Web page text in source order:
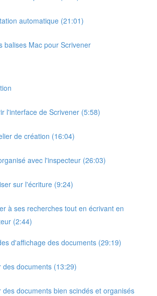
automatique (21:01)
balises Mac pour Scrivener
l'interface de Scrivener (5:58)
de création (16:04)
avec l'inspecteur (26:03)
sur l'écriture (9:24)
à ses recherches tout en écrivant en
(2:44)
d'affichage des documents (29:19)
des documents (13:29)
des documents bien scindés et organisés